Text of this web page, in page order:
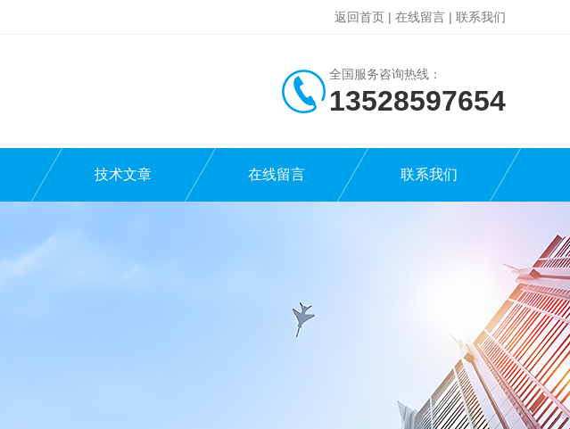
返回首页 | 在线留言 | 联系我们
全国服务咨询热线：
13528597654
技术文章 在线留言 联系我们